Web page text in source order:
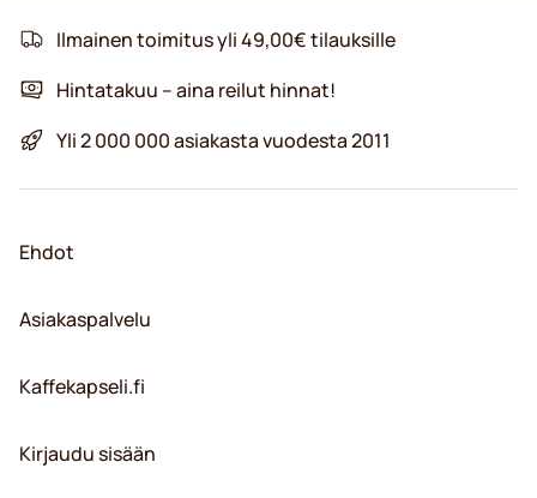
Ilmainen toimitus yli 49,00€ tilauksille
Hintatakuu – aina reilut hinnat!
Yli 2 000 000 asiakasta vuodesta 2011
Ehdot
Asiakaspalvelu
Kaffekapseli.fi
Kirjaudu sisään